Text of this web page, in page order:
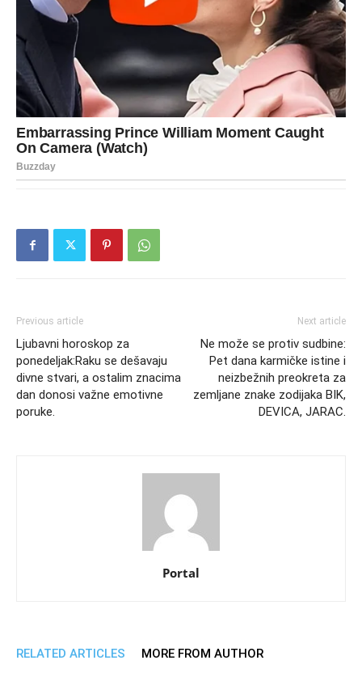
Previous article
Ljubavni horoskop za
ponedeljak:Raku se dešavaju
divne stvari, a ostalim znacima
dan donosi važne emotivne
poruke.
Next article
Ne može se protiv sudbine:
Pet dana karmičke istine i
neizbežnih preokreta za
zemljane znake zodijaka BIK,
DEVICA, JARAC.
Portal
RELATED ARTICLES MORE FROM AUTHOR